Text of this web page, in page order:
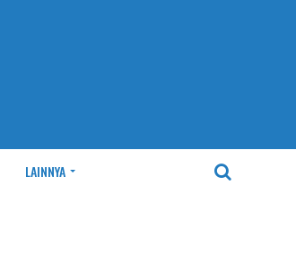
LAINNYA